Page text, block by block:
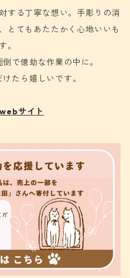
する丁寧な想い。手彫りの消
とてもあたたかく心地いいも
。
で億劫な作業の中に。
たら嬉しいです。
サイト